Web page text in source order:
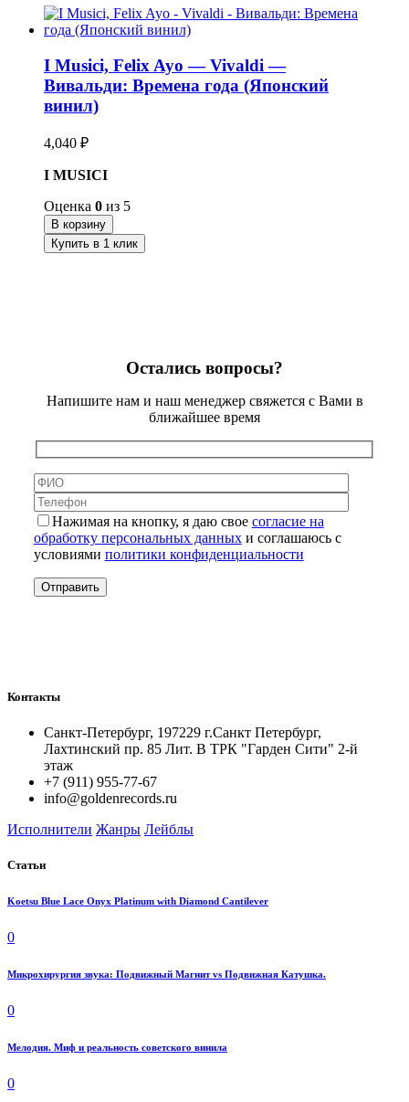
I Musici, Felix Ayo — Vivaldi —
Вивальди: Времена года (Японский
винил)
4,040 ₽
I MUSICI
Оценка 0 из 5
В корзину
Купить в 1 клик
Остались вопросы?
Напишите нам и наш менеджер свяжется с Вами в
ближайшее время
Нажимая на кнопку, я даю свое согласие на
обработку персональных данныхи соглашаюсь с
условиями политики конфиденциальности
Контакты
Санкт-Петербург, 197229 г.Санкт Петербург,
Лахтинский пр. 85 Лит. B ТРК "Гарден Сити" 2-й
этаж
+7 (911) 955-77-67
info@goldenrecords.ru
Исполнители Жанры Лейблы
Статьи
Koetsu Blue Lace Onyx Platinum with Diamond Cantilever
0
Микрохирургия звука: Подвижный Магнит vs Подвижная Катушка.
0
Мелодия. Миф и реальность советского винила
0